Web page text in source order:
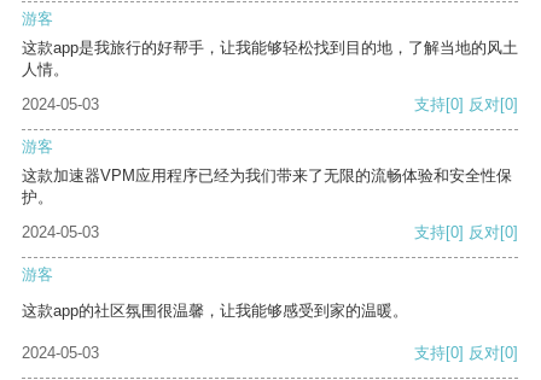
游客
这款app是我旅行的好帮手，让我能够轻松找到目的地，了解当地的风土
人情。
2024-05-03
支持[0] 反对[0]
游客
这款加速器VPM应用程序已经为我们带来了无限的流畅体验和安全性保
护。
2024-05-03
支持[0] 反对[0]
游客
这款app的社区氛围很温馨，让我能够感受到家的温暖。
2024-05-03 支持[0] 反对[0]